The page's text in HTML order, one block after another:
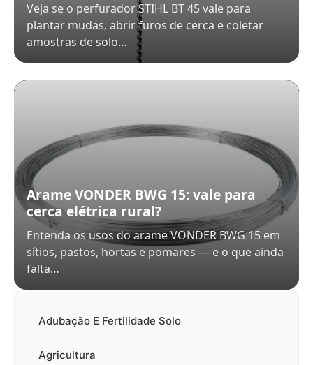
Veja se o perfurador STIHL BT 45 vale para
plantar mudas, abrir furos de cerca e coletar
amostras de solo…
Arame VONDER BWG 15: vale para
cerca elétrica rural?
Entenda os usos do arame VONDER BWG 15 em
sítios, pastos, hortas e pomares — e o que ainda
falta…
Adubação E Fertilidade Solo
Agricultura